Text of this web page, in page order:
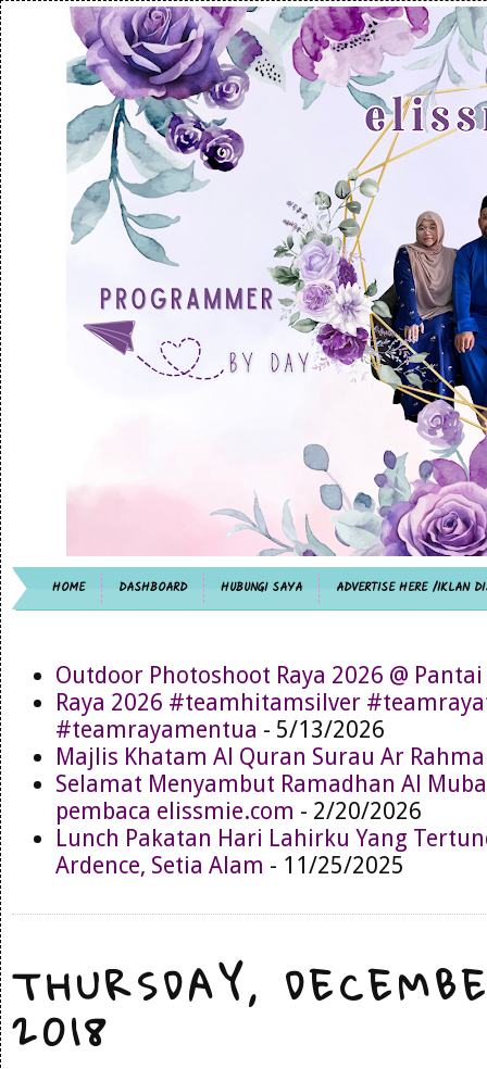
HOME DASHBOARD HUBUNGI SAYA ADVERTISE HERE /IKLAN
Outdoor Photoshoot Raya 2026 @ Pantai
Raya 2026 #teamhitamsilver
#teamrayamentua - 5/13/2026
Majlis Khatam Al Quran Surau Ar
Selamat Menyambut Ramadhan Al
pembaca elissmie.com - 2/20/2026
Lunch Pakatan Hari Lahirku Yang
Ardence, Setia Alam - 11/25/2025
THURSDAY,
2018